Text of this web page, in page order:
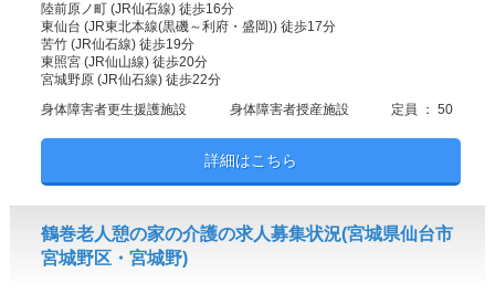
陸前原ノ町 (JR仙石線) 徒歩16分
東仙台 (JR東北本線(黒磯～利府・盛岡)) 徒歩17分
苦竹 (JR仙石線) 徒歩19分
東照宮 (JR仙山線) 徒歩20分
宮城野原 (JR仙石線) 徒歩22分
身体障害者更生援護施設
身体障害者授産施設 定員 ： 50
詳細はこちら
鶴巻老人憩の家の介護の求人募集状況(宮城県仙台市
宮城野区・宮城野)